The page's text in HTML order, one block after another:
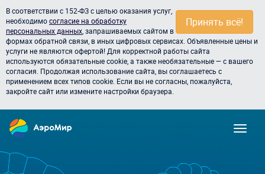
Принять всё!
В соответствии с 152-ФЗ с целью оказания услуг,
необходимосогласие на обработку
персональных данных , запрашиваемых сайтом в
формах обратной связи, в иных цифровых сервисах. Объявленные цены и
услуги не являются офертой! Для корректной работы сайта
используются обязательные cookie, а также необязательные — с вашего
согласия. Продолжая использование сайта, вы соглашаетесь с
применением всех типов cookie. Если вы не согласны, пожалуйста,
закройте сайт или измените настройки браузера.